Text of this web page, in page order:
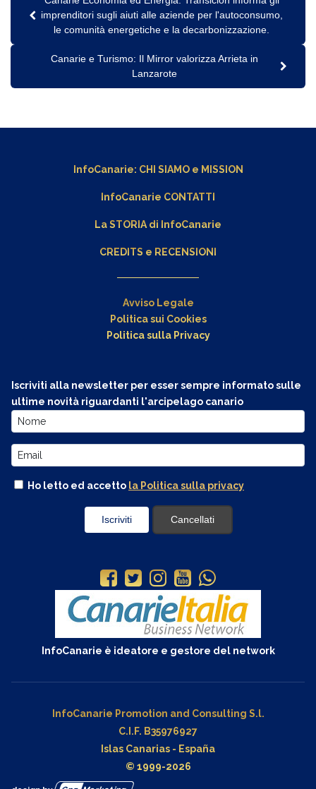
imprenditori sugli aiuti alle aziende per l'autoconsumo,
le comunità energetiche e la decarbonizzazione.
Canarie e Turismo: Il Mirror valorizza Arrieta in
Lanzarote
InfoCanarie: CHI SIAMOe MISSION
InfoCanarie CONTATTI
La STORIA di InfoCanarie
CREDITS e RECENSIONI
Avviso Legale
Politica sui Cookies
Politica sulla Privacy
Iscriviti alla newsletter per esser sempre informato sulle
ultime novità riguardanti l'arcipelago canario
Ho letto ed accetto la Politica sulla privacy
InfoCanarie è ideatore e gestore del network
InfoCanarie Promotion and Consulting S.l.
C.I.F. B35976927
Islas Canarias - España
© 1999-2026